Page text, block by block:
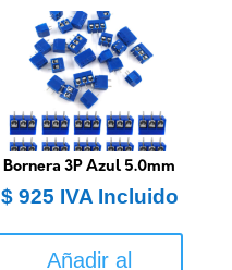
Bornera 3P Azul 5.0mm
$925 IVA Incluido
Añadir al